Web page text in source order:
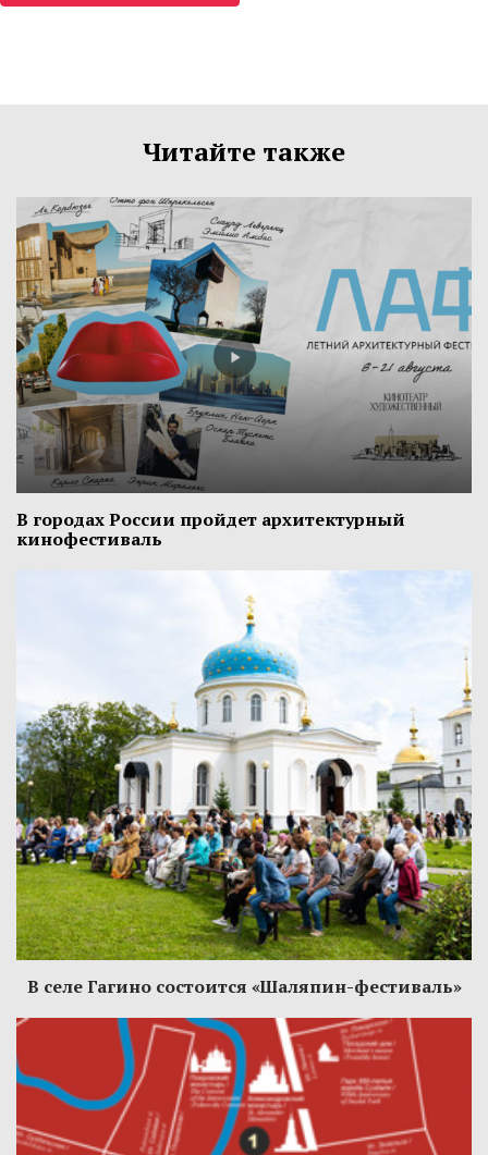
Читайте также
В городах России пройдет архитектурный
кинофестиваль
В селе Гагино состоится «Шаляпин-фестиваль»